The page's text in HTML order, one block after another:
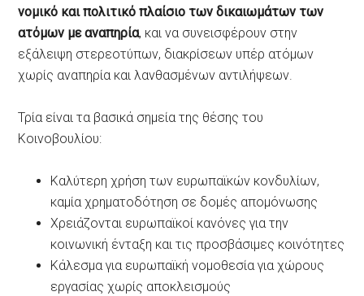
νομικό και πολιτικό πλαίσιο των δικαιωμάτων των
ατόμων με αναπηρία, και να συνεισφέρουν στην
εξάλειψη στερεοτύπων, διακρίσεων υπέρ ατόμων
χωρίς αναπηρία και λανθασμένων αντιλήψεων.
Τρία είναι τα βασικά σημεία της θέσης του
Κοινοβουλίου:
Καλύτερη χρήση των ευρωπαϊκών κονδυλίων,
καμία χρηματοδότηση σε δομές απομόνωσης
Χρειάζονται ευρωπαϊκοί κανόνες για την
κοινωνική ένταξη και τις προσβάσιμες κοινότητες
Κάλεσμα για ευρωπαϊκή νομοθεσία για χώρους
εργασίας χωρίς αποκλεισμούς